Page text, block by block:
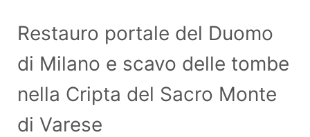
Restauro portale del Duomo
di Milano e scavo delle tombe
nella Cripta del Sacro Monte
di Varese